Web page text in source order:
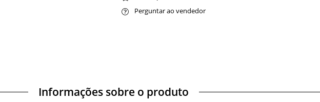
Perguntar ao vendedor
Informações sobre o produto